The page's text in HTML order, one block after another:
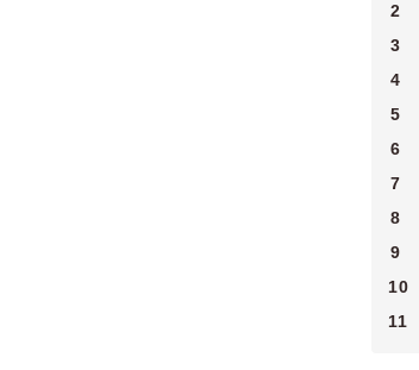
2
3
4
5
6
7
8
9
10
11